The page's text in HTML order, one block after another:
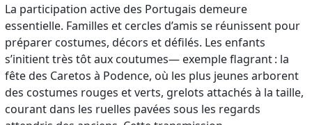
La participation active des Portugais demeure
essentielle. Familles et cercles d’amis se réunissent pour
préparer costumes, décors et défilés. Les enfants
s’initient très tôt aux coutumes— exemple flagrant : la
fête des Caretos à Podence, où les plus jeunes arborent
des costumes rouges et verts, grelots attachés à la taille,
courant dans les ruelles pavées sous les regards